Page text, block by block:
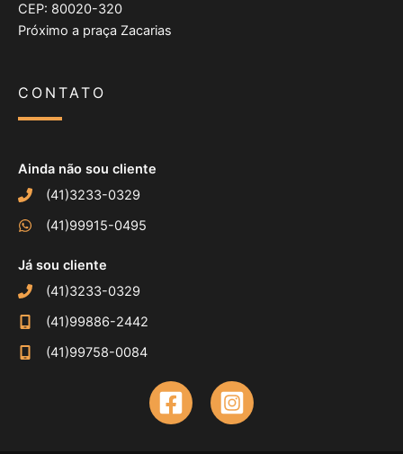
CEP: 80020-320
Próximo a praça Zacarias
CONTATO
Ainda não sou cliente
(41)3233-0329
(41)99915-0495
Já sou cliente
(41)3233-0329
(41)99886-2442
(41)99758-0084